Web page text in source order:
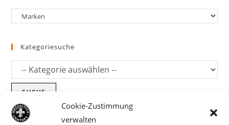
Cookie-Zustimmung
verwalten
Kategoriesuche
SUCHE